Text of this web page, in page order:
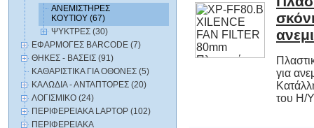
ΑΝΕΜΙΣΤΗΡΕΣ
ΚΟΥΤΙΟΥ (67)
ΨΥΚΤΡΕΣ (30)
ΕΦΑΡΜΟΓΕΣ BARCODE (7)
ΘΗΚΕΣ - ΒΑΣΕΙΣ (91)
ΚΑΘΑΡΙΣΤΙΚΑ ΓΙΑ ΟΘΟΝΕΣ (5)
ΚΑΛΩΔΙΑ - ΑΝΤΑΠΤΟΡΕΣ (20)
ΛΟΓΙΣΜΙΚΟ (24)
ΠΕΡΙΦΕΡΕΙΑΚΑ LAPTOP (102)
ΠΕΡΙΦΕΡΕΙΑΚΑ
για
του Η/